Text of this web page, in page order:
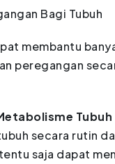
Bagi Tubuh
membantu
peregangan
Tubuh
secara rutin
saja dapat